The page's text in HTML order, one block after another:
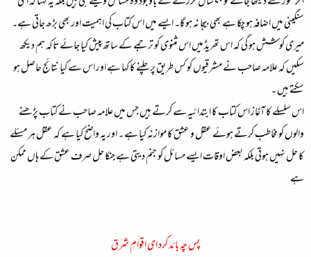
سنگینی میں اضافہ ہو چکا ہے بھی بیجا نہ ہو گا۔ ایسے میں اس کتاب کی اہمیت اور بھی بڑھ جاتی ہے۔
میری کوشش ہو گی کہ اس تھریڈ میں اس مثنوی کو ترجمے کے ساتھ پیش کیا جائے تاکہ ہم دیکھ
سکیں کہ علامہ صاحب نے مشرقیوں کو کس طریق پر چلنے کا کہا ہے اور اس سے کیا نتائج حاصل ہو
سکتے ہیں ۔
اس سلسلے کا آغاز اس کتاب کا ابتدائیہ سے کرتے ہیں جس میں علامہ صاحب نے کتاب پڑھنے
والوں کو مخاطب کرتے ہوئے عقل و عشق کا موازنہ کیا ہے ۔ اور یہ واضح کیا ہے کہ عقل ہر مسئلے
کا حل نہیں ہوتی بلکہ بعض اوقات ایسے مسائل کو جنم دیتی ہے جنکا حل صرف عشق کے ہاں ممکن
ہے
پس چہ بائد کرد ای اقوامِ شرق